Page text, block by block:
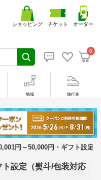
0
ショッピング チケット オーダー
地域 旅行先
円～50,000円・ギフト設定
設定（熨斗/包装対応